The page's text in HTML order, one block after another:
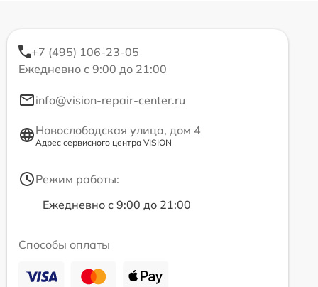
+7 (495) 106-23-05
Ежедневно с 9:00 до 21:00
info@vision-repair-center.ru
Новослободская улица, дом 4
Адрес сервисного центра VISION
Режим работы:
Ежедневно с 9:00 до 21:00
Способы оплаты